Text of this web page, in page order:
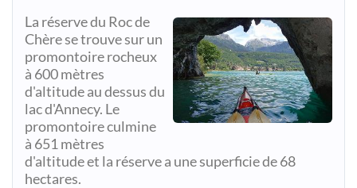
La réserve du Roc de
Chère se trouve sur un
promontoire rocheux
à 600 mètres
d'altitude au dessus du
lac d'Annecy. Le
promontoire culmine
à 651 mètres
d'altitude et la réserve a une superficie de 68
hectares.